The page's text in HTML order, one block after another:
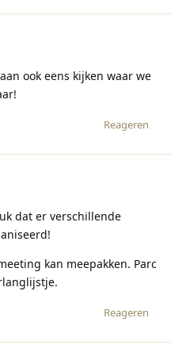
ook eens kijken waar we
Reageren
dat er verschillende
kan meepakken. Parc
Reageren